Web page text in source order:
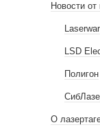
Новости от
Laserwar
LSD
Полигон
О